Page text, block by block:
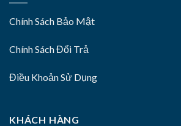
Chính Sách Bảo Mật
Chính Sách Đổi Trả
Điều Khoản Sử Dụng
KHÁCH HÀNG